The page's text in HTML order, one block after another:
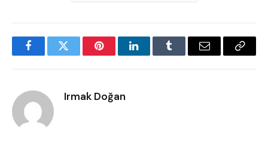
FacebookTwitter PinterestLinkedInTumblr Email
Copy
Irmak Doğan